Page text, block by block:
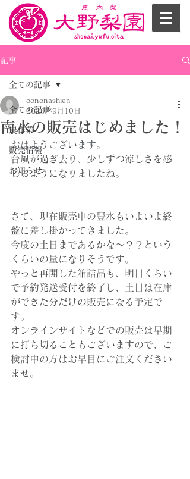
記事
全ての記事
農作業
販売情報
お知らせ
全ての記事
南水の販売はじめました！
oononashien
2020年9月10日
おはようございます。
台風が過ぎ去り、少しずつ涼しさを感
じるようになりましたね。
さて、現在販売中の豊水もいよいよ終
盤に差し掛かってきました。
今度の土日まであるかな～？？という
くらいの量になりそうです。
やっと再開した箱詰品も、明日くらい
で予約発送受付を終了し、土日は在庫
ができた分だけの販売になる予定で
す。
オンラインサイトなどでの販売は早期
に打ち切ることもございますので、ご
検討中の方はお早目にご注文ください
ませ。